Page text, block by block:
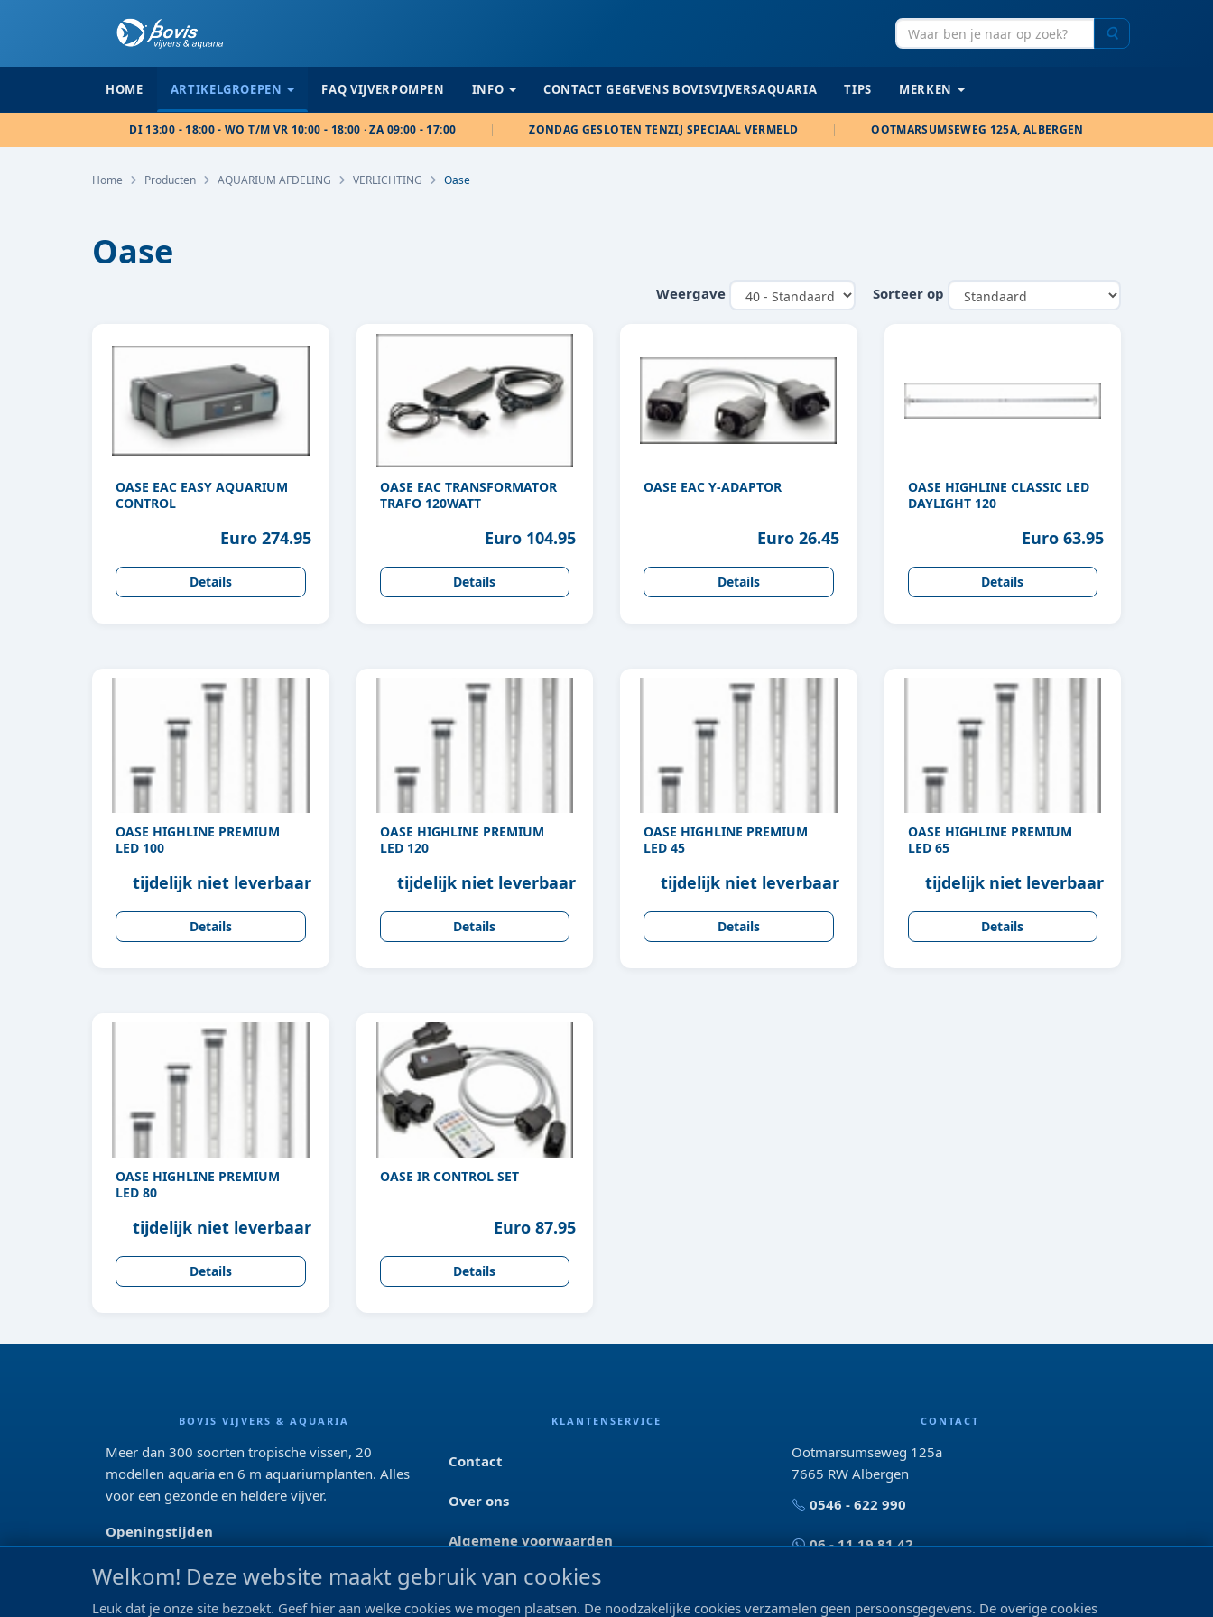
HOME ARTIKELGROEPEN FAQ VIJVERPOMPEN INFO CONTACT GEGEVENS BOVISVIJVERSAQUARIA TIPS MERKEN
DI 13:00 - 18:00 - WO T/M VR 10:00 - 18:00 · ZA 09:00 - 17:00 ZONDAG GESLOTEN TENZIJ SPECIAAL VERMELD OOTMARSUMSEWEG 125A, ALBERGEN
Home Producten AQUARIUM AFDELING VERLICHTING Oase
Oase
Weergave Sorteer op
OASE EAC EASY AQUARIUM
CONTROL
Euro 274.95
Details
OASE EAC TRANSFORMATOR
TRAFO 120WATT
Euro 104.95
Details
OASE EAC Y-ADAPTOR
Euro 26.45
Details
OASE HIGHLINE CLASSIC LED
DAYLIGHT 120
Euro 63.95
Details
OASE HIGHLINE PREMIUM
LED 100
tijdelijk niet leverbaar
Details
OASE HIGHLINE PREMIUM
LED 120
tijdelijk niet leverbaar
Details
OASE HIGHLINE PREMIUM
LED 45
tijdelijk niet leverbaar
Details
OASE HIGHLINE PREMIUM
LED 65
tijdelijk niet leverbaar
Details
OASE HIGHLINE PREMIUM
LED 80
tijdelijk niet leverbaar
Details
OASE IR CONTROL SET
Euro 87.95
Details
BOVIS VIJVERS & AQUARIA
Meer dan 300 soorten tropische vissen, 20
modellen aquaria en 6 m aquariumplanten. Alles
voor een gezonde en heldere vijver.
Openingstijden
Za: 09:00 - 17:00
KLANTENSERVICE
Contact
Over ons
Algemene voorwaarden
Privacyverklaring
CONTACT
Ootmarsumseweg 125a
7665 RW Albergen
0546 - 622 990
06 - 11 19 81 42
Welkom! Deze website maakt gebruik van cookies
Leuk dat je onze site bezoekt. Geef hier aan welke cookies we mogen plaatsen. De noodzakelijke cookies verzamelen geen persoonsgegevens. De overige cookies